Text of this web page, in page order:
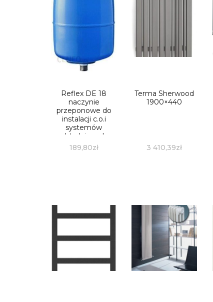
Reflex DE 18
naczynie
przeponowe do
instalacji c.o.i
systemów
chłodniczych
niebieskie
7303013
189,80zł
Terma Sherwood
1900×440
3 410,39zł